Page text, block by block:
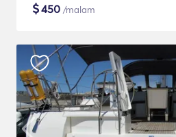
$450 /malam